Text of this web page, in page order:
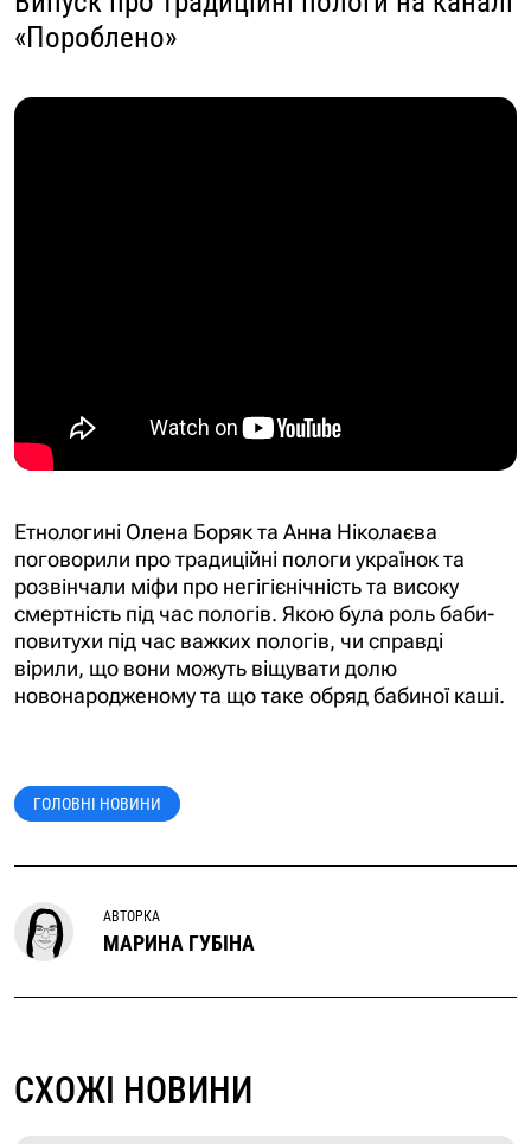
«Пороблено»
Етнологині Олена Боряк та Анна Ніколаєва
поговорили про традиційні пологи українок та
розвінчали міфи про негігієнічність та високу
смертність під час пологів. Якою була роль баби-
повитухи під час важких пологів, чи справді
вірили, що вони можуть віщувати долю
новонародженому та що таке обряд бабиної каші.
ГОЛОВНІ НОВИНИ
АВТОРКА
МАРИНА ГУБІНА
СХОЖІ НОВИНИ